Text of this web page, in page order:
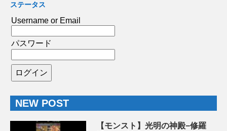
ステータス
Username or Email
パスワード
NEW POST
【モンスト】光明の神殿−修羅